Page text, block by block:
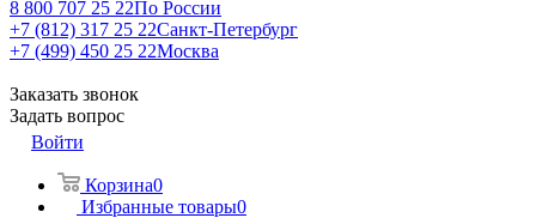
8 800 707 25 22По России
+7 (812) 317 25 22Санкт-Петербург
+7 (499) 450 25 22Москва
Заказать звонок
Задать вопрос
Войти
Корзина0
Избранные товары0